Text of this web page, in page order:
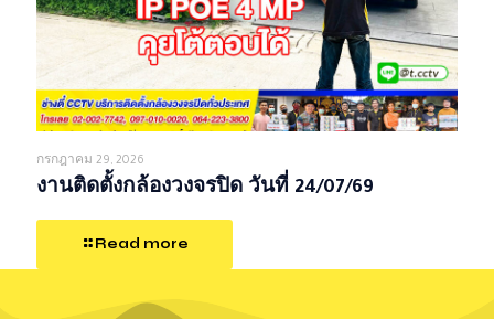
กรกฎาคม 29, 2026
งานติดตั้งกล้องวงจรปิด วันที่ 24/07/69
Read more